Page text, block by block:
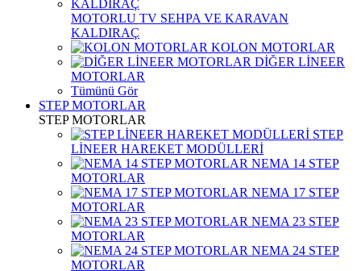
MOTORLU TV SEHPA VE KARAVAN
KALDIRAÇ
KOLON MOTORLAR
DİĞER LİNEER
MOTORLAR
Tümünü Gör
STEP MOTORLAR
STEP MOTORLAR
STEP
LİNEER HAREKET MODÜLLERİ
NEMA 14 STEP
MOTORLAR
NEMA 17 STEP
MOTORLAR
NEMA 23 STEP
MOTORLAR
NEMA 24 STEP
MOTORLAR